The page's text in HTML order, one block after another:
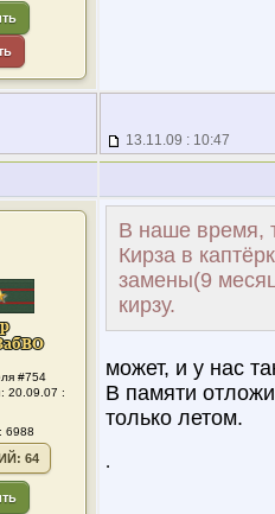
13.11.09 : 10:47
#754
20.09.07 :
6988
64
В наше время,
Кирза в
замены(9
кирзу.
может, и у нас
В памяти
только летом.
.